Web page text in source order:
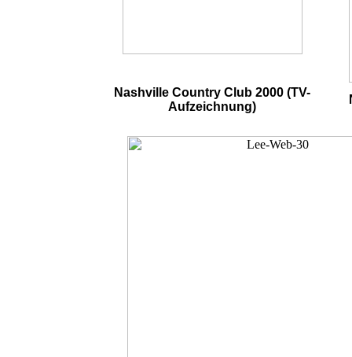
Nashville Country Club 2000 (TV-
Aufzeichnung)